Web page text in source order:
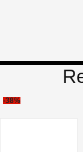
-38%